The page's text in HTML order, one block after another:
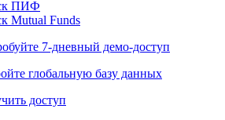
ПИФ
Mutual Funds
7-дневный демо-доступ
глобальную базу данных
доступ